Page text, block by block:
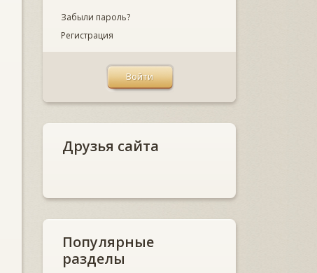
Забыли пароль?
Регистрация
Друзья сайта
Популярные
разделы